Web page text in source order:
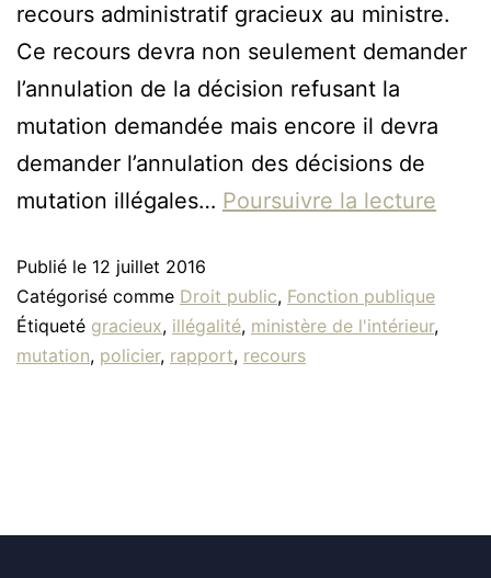
recours administratif gracieux au ministre.
Ce recours devra non seulement demander
l’annulation de la décision refusant la
mutation demandée mais encore il devra
demander l’annulation des décisions de
mutation illégales… Poursuivre la lecture
Publié le 12 juillet 2016
Catégorisé comme Droit public, Fonction publique
Étiqueté gracieux, illégalité, ministère de l'intérieur,
mutation, policier, rapport, recours